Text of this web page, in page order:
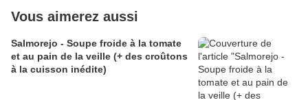
Vous aimerez aussi
Salmorejo - Soupe froide à la tomate
et au pain de la veille (+ des croûtons
à la cuisson inédite)